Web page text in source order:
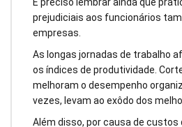
É preciso lembrar ainda que
prejudiciais aos funcionários
empresas.
As longas jornadas de trabalho
os índices de produtividade.
melhoram o desempenho
vezes, levam ao exôdo dos
Além disso, por causa de custos